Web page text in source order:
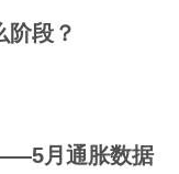
阶段？
月通胀数据